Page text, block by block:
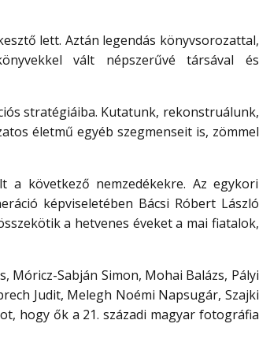
lett. Aztán legendás könyvsorozattal,
vált népszerűvé társával és
stratégiáiba. Kutatunk, rekonstruálunk,
életmű egyéb szegmenseit is, zömmel
következő nemzedékekre. Az egykori
képviseletében Bácsi Róbert László
a hetvenes éveket a mai fiatalok,
Móricz-Sabján Simon, Mohai Balázs, Pályi
Judit, Melegh Noémi Napsugár, Szajki
hogy ők a 21. századi magyar fotográfia